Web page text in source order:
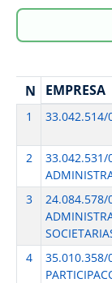
N EMPRESA
1
2
33.042.531/
3
24.084.578/
4
35.010.358/